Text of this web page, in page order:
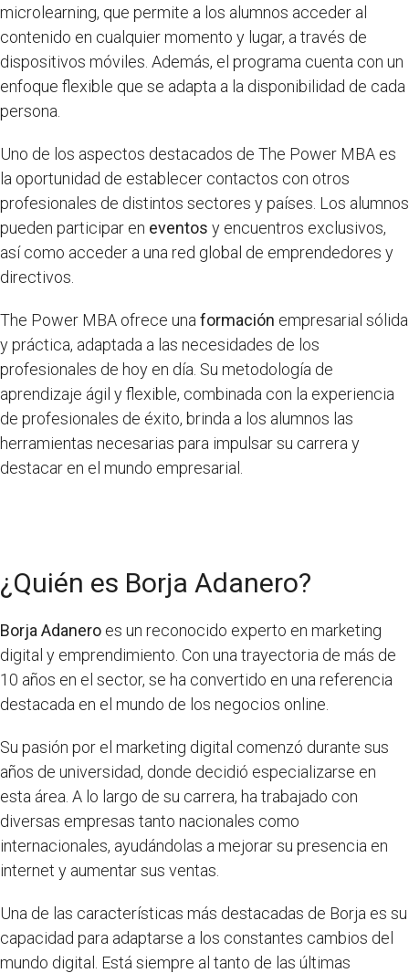
microlearning, que permite a los alumnos acceder al
contenido en cualquier momento y lugar, a través de
dispositivos móviles. Además, el programa cuenta con un
enfoque flexible que se adapta a la disponibilidad de cada
persona.
Uno de los aspectos destacados de The Power MBA es
la oportunidad de establecer contactos con otros
profesionales de distintos sectores y países. Los alumnos
pueden participar en eventos y encuentros exclusivos,
así como acceder a una red global de emprendedores y
directivos.
The Power MBA ofrece una formación empresarial sólida
y práctica, adaptada a las necesidades de los
profesionales de hoy en día. Su metodología de
aprendizaje ágil y flexible, combinada con la experiencia
de profesionales de éxito, brinda a los alumnos las
herramientas necesarias para impulsar su carrera y
destacar en el mundo empresarial.
¿Quién es Borja Adanero?
Borja Adanero es un reconocido experto en marketing
digital y emprendimiento. Con una trayectoria de más de
10 años en el sector, se ha convertido en una referencia
destacada en el mundo de los negocios online.
Su pasión por el marketing digital comenzó durante sus
años de universidad, donde decidió especializarse en
esta área. A lo largo de su carrera, ha trabajado con
diversas empresas tanto nacionales como
internacionales, ayudándolas a mejorar su presencia en
internet y aumentar sus ventas.
Una de las características más destacadas de Borja es su
capacidad para adaptarse a los constantes cambios del
mundo digital. Está siempre al tanto de las últimas